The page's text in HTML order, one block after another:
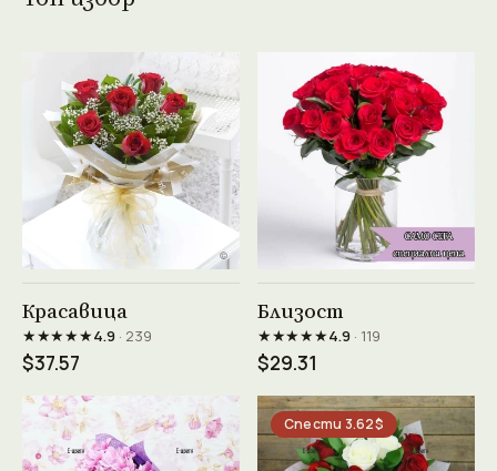
Красавица
★★★★★4.9· 239
$37.57
Близост
★★★★★4.9· 119
$29.31
Спести 3.62$